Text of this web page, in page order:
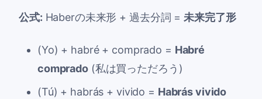
公式: Haberの未来形 + 過去分詞 = 未来完了形
(Yo) + habré+ comprado = Habré
comprado(私は買っただろう)
(Tú) + habrás + vivido = Habrás vivido